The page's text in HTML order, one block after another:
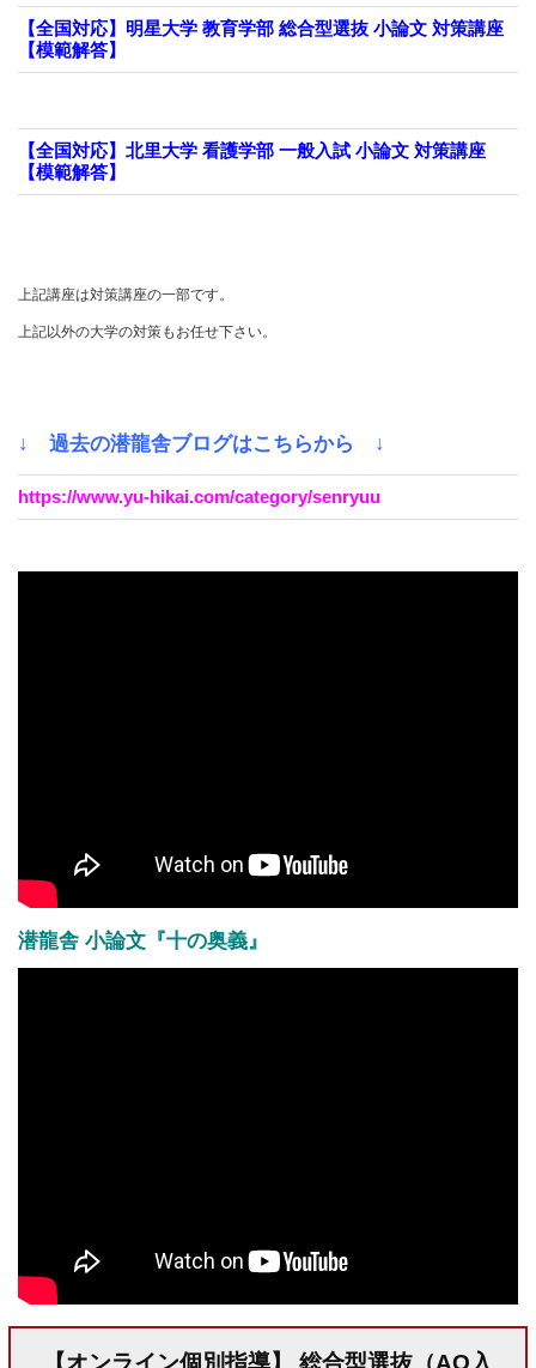
【全国対応】明星大学 教育学部 総合型選抜 小論文 対策講座
【模範解答】
【全国対応】北里大学 看護学部 一般入試 小論文 対策講座
【模範解答】
上記講座は対策講座の一部です。
上記以外の大学の対策もお任せ下さい。
↓ 過去の潜龍舎ブログはこちらから ↓
https://www.yu-hikai.com/category/senryuu
潜龍舎 小論文『十の奥義』
【オンライン個別指導】 総合型選抜（AO入